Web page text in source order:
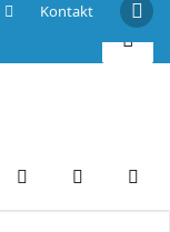
Kontakt